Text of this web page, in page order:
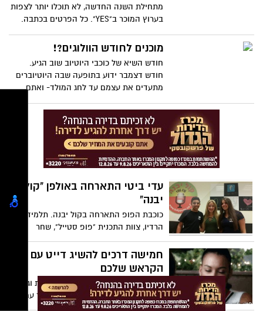
מתחילת השנה החדשה, לא תוכלו יותר לצפות
בערוץ המוכר ב"YES". כל הפרטים בכתבה.
מוכנים לחודש הוולוגים?!
חודש השיא של כוכבי היוטיוב שוב הגיע.
חודש דצמבר ידוע בתופעה שבה היוטיוברים
מתעדים את עצמם עד לחג המולד- ואתם
עדי ביטי התארחה באולפן "קול
יבנה"
כוכבת הפופ התארחה בקול יבנה. תלמידי
הרדיו, צוות התכנית "פופ סטייל", שחר
שאלתיאל ותאיר אלחרר שוחחו עם הזמרת על
החיים המקצועיים האינטנסיביים של מי שהיא
גם ובמקביל תלמידת תיכון, על החלומות
לעתיד ועל ההשתתפות בתכנית הטלוויזיה
בית ספר למוזיקה.
חמישה דרכים להשיג דייט עם
הקראש שלכם
גם אם אנחנו בטוחים שהאהבה הדדית וגם
אם לא, כולנו מעוניינים בקצת זמן לבד עם
הקראש שלנו על מנת לראות ב4 עיניים- האם